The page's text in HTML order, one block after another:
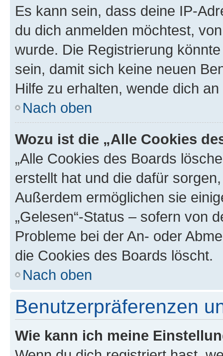
Es kann sein, dass deine IP-
du dich anmelden möchtest,
wurde. Die Registrierung
sein, damit sich keine neuen
Hilfe zu erhalten, wende dich
Nach oben
Wozu ist die „Alle Cookies
„Alle Cookies des Boards
erstellt hat und die dafür
Außerdem ermöglichen sie
„Gelesen“-Status – sofern von
Probleme bei der An- oder
die Cookies des Boards löscht.
Nach oben
Benutzerpräferenzen
Wie kann ich meine